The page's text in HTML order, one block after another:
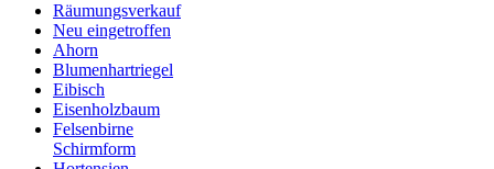
Räumungsverkauf
Neu eingetroffen
Ahorn
Blumenhartriegel
Eibisch
Eisenholzbaum
Felsenbirne
Schirmform